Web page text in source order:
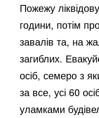
Пожежу
години, потім
завалів та, на
загиблих.
осіб, семеро з
за все, усі 60
уламками